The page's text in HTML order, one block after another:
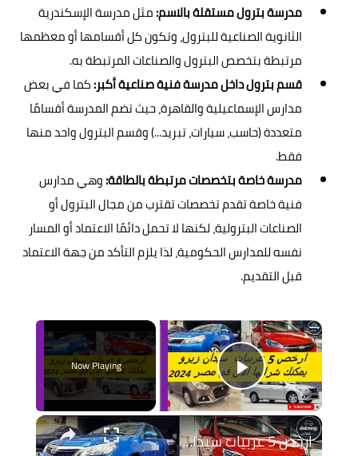
مدرسة بترول مستقلة بالاسم:مثل مدرسة الإسكندرية
الثانوية الصناعية للبترول، وتكون كل أقسامها أو معظمها
مرتبطة بتخصص البترول والصناعات المرتبطة به.
قسم بترول داخل مدرسة فنية صناعية أكبر:كما في بعض
مدارس الإسماعيلية والقاهرة، حيث تضم المدرسة أقسامًا
متعددة (حاسب، سيارات، تبريد...) وقسم البترول واحد منها
فقط.
مدرسة خاصة بتخصصات مرتبطة بالطاقة:وهي مدارس
فنية خاصة تقدم تخصصات تقترب من مجال البترول أو
الصناعات البترولية، لكنها لا تحمل دائمًا الاعتماد أو المسار
نفسه للمدارس الحكومية، لذا يلزم التأكد من جهة الاعتماد
قبل التقديم.
×
Play Video
Now Playing
ارخص 5 عربيات سيدان يمكنك شرائها في مصر لعام 2024